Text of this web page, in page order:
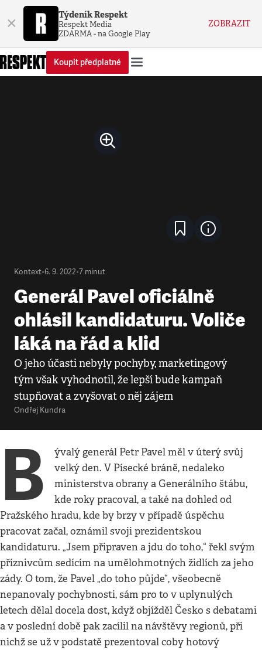
× Týdeník Respekt
Respekt Media
ZDARMA - na Google Play
ZOBRAZIT
Koupit předplatné
Kontext•6. 9. 2022•7 minut
Generál Pavel oficiálně
ohlásil kandidaturu. Voliče
láká na řád a klid
O jeho účasti nebyly pochyby, marketingový
tým však vyhodnotil, že lepší bude kampaň
stupňovat a zvyšovat o něj zájem
Ondřej Kundra
B
ývalý generál Petr Pavel měl v úterý svůj
velký den. V Písecké bráně, nedaleko
ministerstva obrany a Generálního štábu,
kde roky pracoval, a také na dohled od
Pražského hradu, kde by brzy v případě úspěchu
pracovat začal, oznámil svoji prezidentskou
kandidaturu. „Jsem připraven a jdu do toho,“ řekl svým
příznivcům sedícím na umělohmotných židlích za jeho
zády. O tom, že Pavel „do toho půjde“, všeobecně
nepanovaly pochybnosti, sám pro to v uplynulých
letech dělal docela dost, když objížděl Česko s debatami
a v poslední době pak zacílil na návštěvy regionů, při
nichž se už v podstatě prezentoval coby hotový